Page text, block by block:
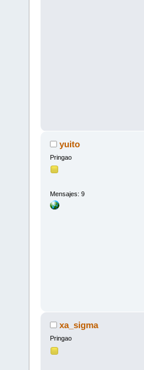
yuito
Pringao
Mensajes: 9
xa_sigma
Pringao